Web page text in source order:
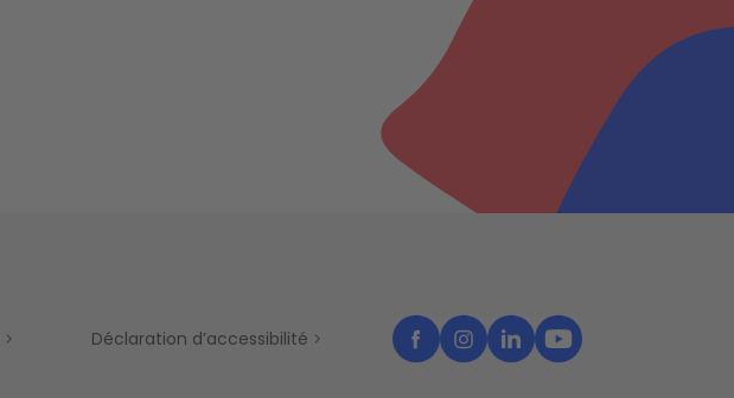
Déclaration d’accessibilité